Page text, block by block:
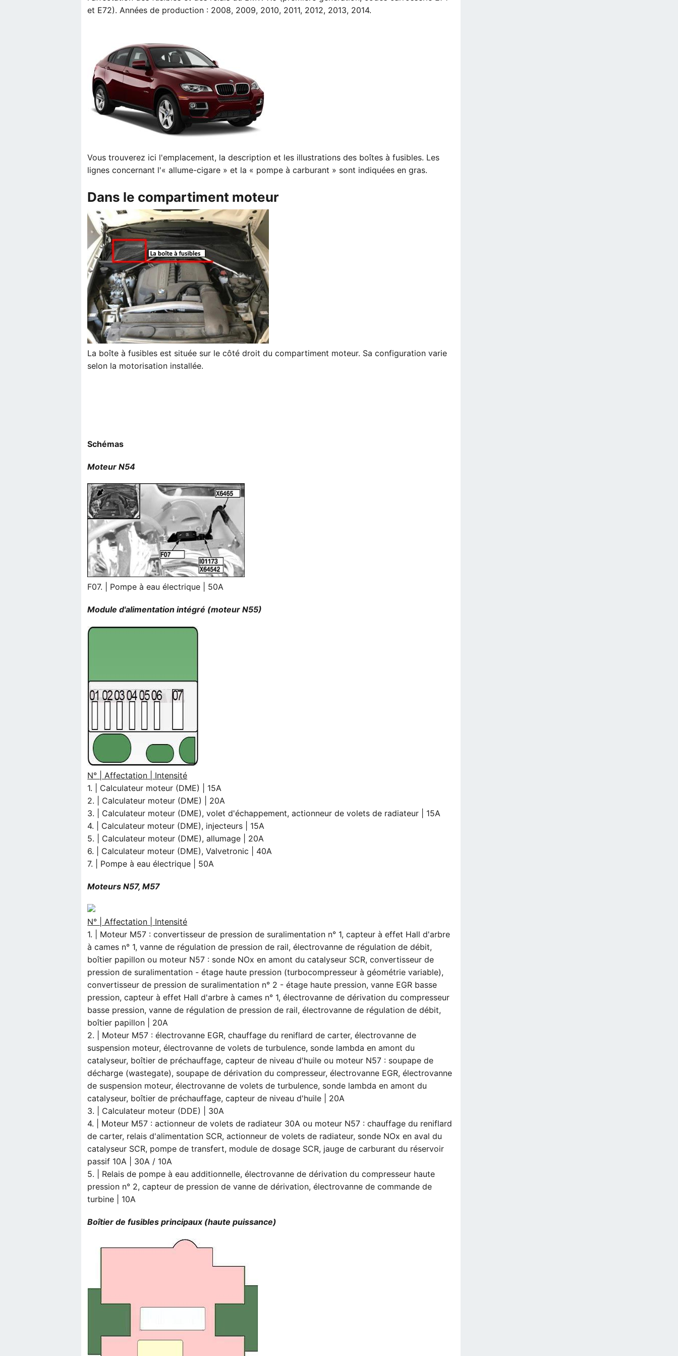
et E72). Années de production : 2008, 2009, 2010, 2011, 2012, 2013, 2014.
Vous trouverez ici l'emplacement, la description et les illustrations des boîtes à fusibles. Les
lignes concernant l'« allume-cigare » et la « pompe à carburant » sont indiquées en gras.
Dans le compartiment moteur
La boîte à fusibles est située sur le côté droit du compartiment moteur. Sa configuration varie
selon la motorisation installée.
Schémas
Moteur N54
F07. | Pompe à eau électrique | 50A
Module d'alimentation intégré (moteur N55)
N° | Affectation | Intensité
1. | Calculateur moteur (DME) | 15A
2. | Calculateur moteur (DME) | 20A
3. | Calculateur moteur (DME), volet d'échappement, actionneur de volets de radiateur | 15A
4. | Calculateur moteur (DME), injecteurs | 15A
5. | Calculateur moteur (DME), allumage | 20A
6. | Calculateur moteur (DME), Valvetronic | 40A
7. | Pompe à eau électrique | 50A
Moteurs N57, M57
N° | Affectation | Intensité
1. | Moteur M57 : convertisseur de pression de suralimentation n° 1, capteur à effet Hall d'arbre
à cames n° 1, vanne de régulation de pression de rail, électrovanne de régulation de débit,
boîtier papillon ou moteur N57 : sonde NOx en amont du catalyseur SCR, convertisseur de
pression de suralimentation - étage haute pression (turbocompresseur à géométrie variable),
convertisseur de pression de suralimentation n° 2 - étage haute pression, vanne EGR basse
pression, capteur à effet Hall d'arbre à cames n° 1, électrovanne de dérivation du compresseur
basse pression, vanne de régulation de pression de rail, électrovanne de régulation de débit,
boîtier papillon | 20A
2. | Moteur M57 : électrovanne EGR, chauffage du reniflard de carter, électrovanne de
suspension moteur, électrovanne de volets de turbulence, sonde lambda en amont du
catalyseur, boîtier de préchauffage, capteur de niveau d'huile ou moteur N57 : soupape de
décharge (wastegate), soupape de dérivation du compresseur, électrovanne EGR, électrovanne
de suspension moteur, électrovanne de volets de turbulence, sonde lambda en amont du
catalyseur, boîtier de préchauffage, capteur de niveau d'huile | 20A
3. | Calculateur moteur (DDE) | 30A
4. | Moteur M57 : actionneur de volets de radiateur 30A ou moteur N57 : chauffage du reniflard
de carter, relais d'alimentation SCR, actionneur de volets de radiateur, sonde NOx en aval du
catalyseur SCR, pompe de transfert, module de dosage SCR, jauge de carburant du réservoir
passif 10A | 30A / 10A
5. | Relais de pompe à eau additionnelle, électrovanne de dérivation du compresseur haute
pression n° 2, capteur de pression de vanne de dérivation, électrovanne de commande de
turbine | 10A
Boîtier de fusibles principaux (haute puissance)